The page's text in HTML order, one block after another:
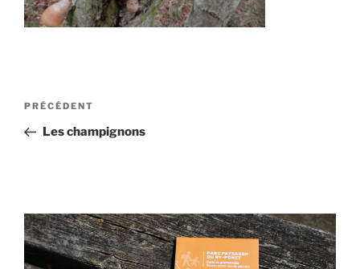
Navigation
l’article
Article
précédent
PRÉCÉDENT
Les champignons